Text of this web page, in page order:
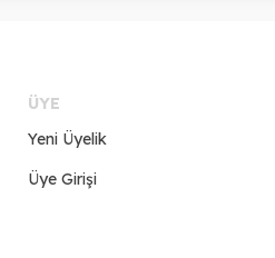
ÜYE
Yeni Üyelik
Üye Girişi